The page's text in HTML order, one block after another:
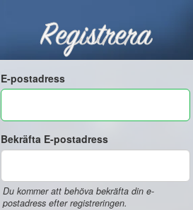
Registrera
E-postadress
Bekräfta E-postadress
Du kommer att behöva bekräfta din e-
postadress efter registreringen.